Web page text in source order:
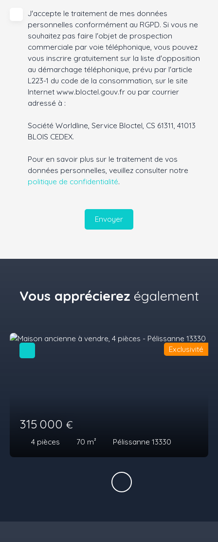
J'accepte le traitement de mes données
personnelles conformément au RGPD. Si vous ne
souhaitez pas faire l'objet de prospection
commerciale par voie téléphonique, vous pouvez
vous inscrire gratuitement sur la liste d'opposition
au démarchage téléphonique, prévu par l'article
L223-1 du code de la consommation, sur le site
Internet www.bloctel.gouv.fr ou par courrier
adressé à :
Société Worldline, Service Bloctel, CS 61311, 41013
BLOIS CEDEX.
Pour en savoir plus sur le traitement de vos
données personnelles, veuillez consulter notre
politique de confidentialité.
Envoyer
Vous apprécierez également
315 000 €
4 pièces 70 m² Pélissanne 13330
Exclusivité